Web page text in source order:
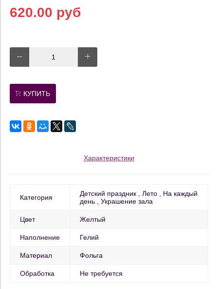
620.00 руб
КУПИТЬ
Характеристики
Категория Детский праздник Лето
На каждый
день
Украшение зала
Цвет Желтый
Наполнение Гелий
Материал Фольга
Обработка Не требуется